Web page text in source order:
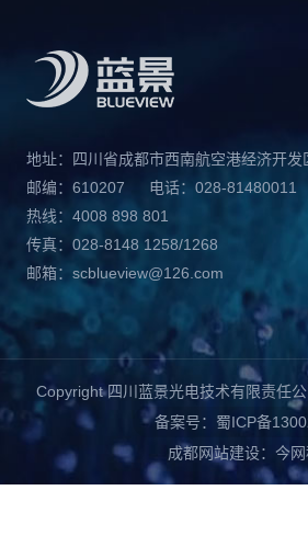
地址：四川省成都市西南航空港经济开
邮编：610207
电话：028-81480011
热线：4008 898 801
传真：028-8148 1258/1268
邮箱：scblueview@126.com
Copyright 四川蓝景光电技术有限责任
备案号：蜀ICP备
成都网站建设： 今